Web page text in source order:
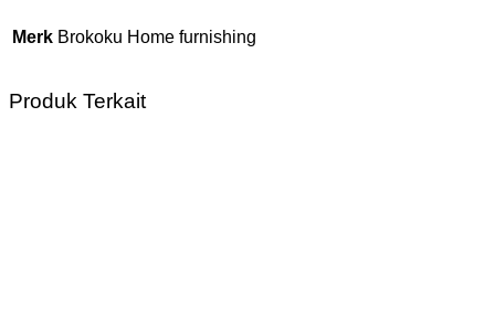
Merk Brokoku Home furnishing
Produk Terkait